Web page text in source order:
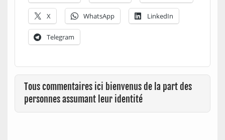
X WhatsApp LinkedIn
Telegram
Tous commentaires ici bienvenus de la part des
personnes assumant leur identité